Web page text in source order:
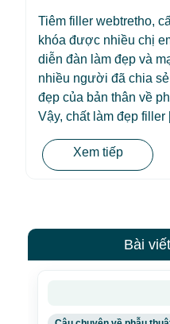
Tiêm filler webtretho,
khóa được nhiều chị
diễn đàn làm đẹp và
nhiều người đã chia
đẹp của bản thân về
Vậy, chất làm đẹp
Xem tiếp
Bài